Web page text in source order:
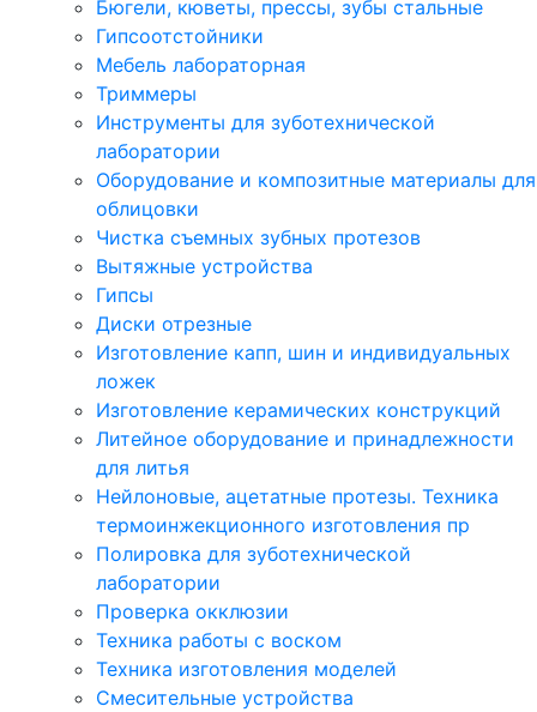
Бюгели, кюветы, прессы, зубы стальные
Гипсоотстойники
Мебель лабораторная
Триммеры
Инструменты для зуботехнической
лаборатории
Оборудование и композитные материалы для
облицовки
Чистка съемных зубных протезов
Вытяжные устройства
Гипсы
Диски отрезные
Изготовление капп, шин и индивидуальных
ложек
Изготовление керамических конструкций
Литейное оборудование и принадлежности
для литья
Нейлоновые, ацетатные протезы. Техника
термоинжекционного изготовления пр
Полировка для зуботехнической
лаборатории
Проверка окклюзии
Техника работы с воском
Техника изготовления моделей
Смесительные устройства